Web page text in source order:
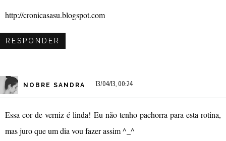
http://cronicasasu.blogspot.com
RESPONDER
NOBRE SANDRA 13/04/13, 00:24
Essa cor de verniz é linda! Eu não tenho pachorra para esta rotina,
mas juro que um dia vou fazer assim ^_^